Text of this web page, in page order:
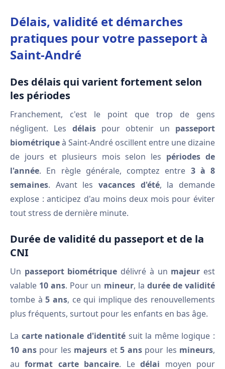
Délais, validité et démarches
pratiques pour votre passeport à
Saint-André
Des délais qui varient fortement selon
les périodes
Franchement, c'est le point que trop de gens
négligent. Les délaispour obtenir un passeport
biométriqueà Saint-André oscillent entre une dizaine
de jours et plusieurs mois selon les périodes de
l'année. En règle générale, comptez entre 3 à 8
semaines. Avant les vacances d'été, la demande
explose : anticipez d'au moins deux mois pour éviter
tout stress de dernière minute.
Durée de validité du passeport et de la
CNI
Un passeport biométrique délivré à un majeur est
valable 10 ans. Pour un mineur, la durée de validité
tombe à5 ans, ce qui implique des renouvellements
plus fréquents, surtout pour les enfants en bas âge.
La carte nationale d'identitésuit la même logique :
10 anspour les majeurs et 5 anspour les mineurs,
auformat carte bancaire. Ledélai moyen pour